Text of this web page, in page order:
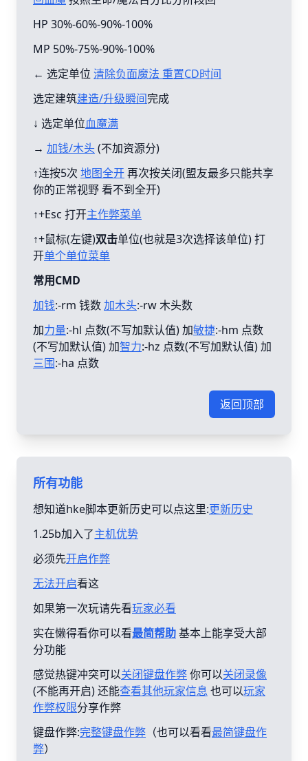
HP 30%-60%-90%-100%
MP 50%-75%-90%-100%
← 选定单位 清除负面魔法 重置CD时间
选定建筑建造/升级瞬间完成
↓ 选定单位血魔满
→ 加钱/木头(不加资源分)
↑连按5次 地图全开再次按关闭(盟友最多只能共享
你的正常视野 看不到全开)
↑+Esc 打开主作弊菜单
↑+鼠标(左键)双击单位(也就是3次选择该单位) 打
开单个单位菜单
常用CMD
加钱:-rm 钱数加木头:-rw 木头数
加力量:-hl 点数(不写加默认值) 加敏捷:-hm 点数
(不写加默认值) 加智力:-hz 点数(不写加默认值) 加
三围:-ha 点数
返回顶部
所有功能
想知道hke脚本更新历史可以点这里:更新历史
1.25b加入了主机优势
必须先开启作弊
无法开启看这
如果第一次玩请先看玩家必看
实在懒得看你可以看最简帮助基本上能享受大部
分功能
感觉热键冲突可以关闭键盘作弊你可以关闭录像
(不能再开启) 还能查看其他玩家信息 也可以玩家
作弊权限分享作弊
键盘作弊:完整键盘作弊 （也可以看看最简键盘作
弊）